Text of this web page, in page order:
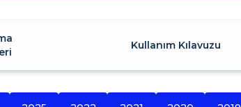
Kullanım Kılavuzu